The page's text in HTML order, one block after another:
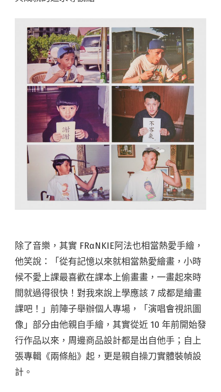
除了音樂，其實 FRαNKIE阿法也相當熱愛手繪，
他笑說：「從有記憶以來就相當熱愛繪畫，小時
候不愛上課最喜歡在課本上偷畫畫，一畫起來時
間就過得很快！對我來說上學應該 7 成都是繪畫
課吧！」前陣子舉辦個人專場，「演唱會視訊圖
像」部分由他親自手繪，其實從近 10 年前開始發
行作品以來，周邊商品設計都是出自他手；自上
張專輯《兩條船》起，更是親自操刀實體裝幀設
計。